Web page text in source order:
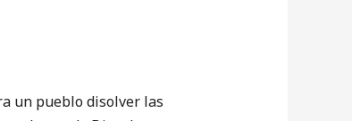
un pueblo disolver las